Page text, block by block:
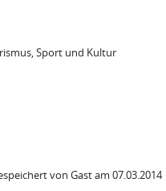
Sport und Kultur
von Gastam 07.03.2014